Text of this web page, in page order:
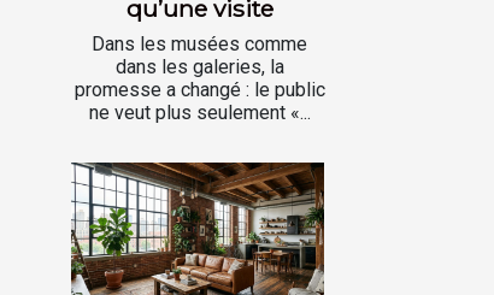
qu’une visite
Dans les musées comme
dans les galeries, la
promesse a changé : le public
ne veut plus seulement «...